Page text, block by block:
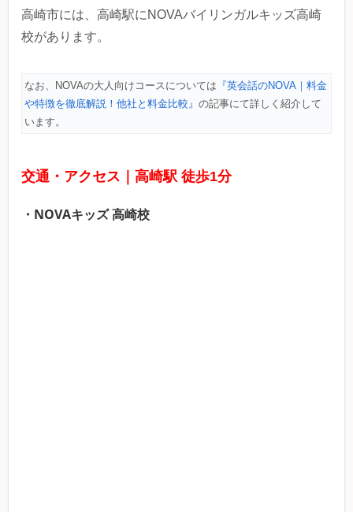
高崎市には、高崎駅にNOVAバイリンガルキッズ高崎
校があります。
なお、NOVAの大人向けコースについては 『英会話のNOVA｜料金
や特徴を徹底解説！他社と料金比較』 の記事にて詳しく紹介して
います。
交通・アクセス｜高崎駅 徒歩1分
・NOVAキッズ 高崎校